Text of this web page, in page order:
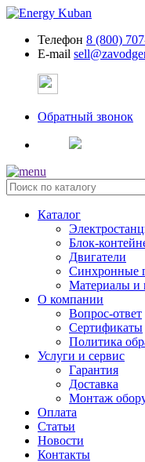
Телефон 8 (800)
E-mail
Обратный звонок
Каталог
Блок-
Двигатели
Синхронные
Материалы и
О компании
Вопрос-ответ
Сертификаты
Политика
Услуги и сервис
Гарантия
Доставка
Монтаж
Оплата
Статьи
Новости
Контакты